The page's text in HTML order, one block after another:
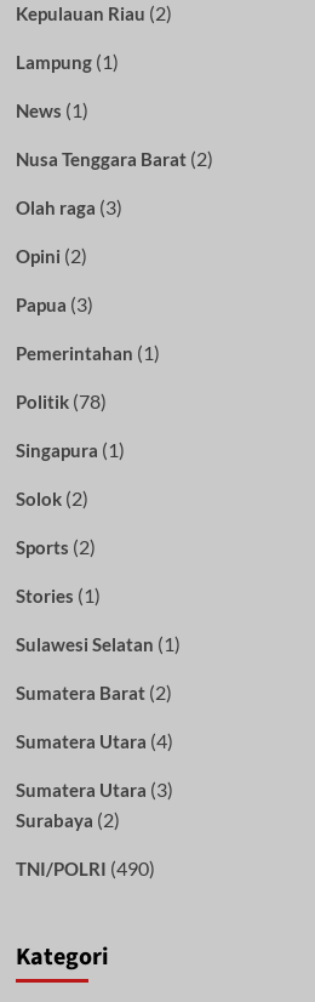
Kepulauan Riau (2)
Lampung(1)
News (1)
Nusa Tenggara Barat(2)
Olah raga (3)
Opini (2)
Papua (3)
Pemerintahan (1)
Politik(78)
Singapura (1)
Solok(2)
Sports (2)
Stories (1)
Sulawesi Selatan (1)
Sumatera Barat(2)
Sumatera Utara (4)
Sumatera Utara (3)
Surabaya (2)
TNI/POLRI (490)
Kategori